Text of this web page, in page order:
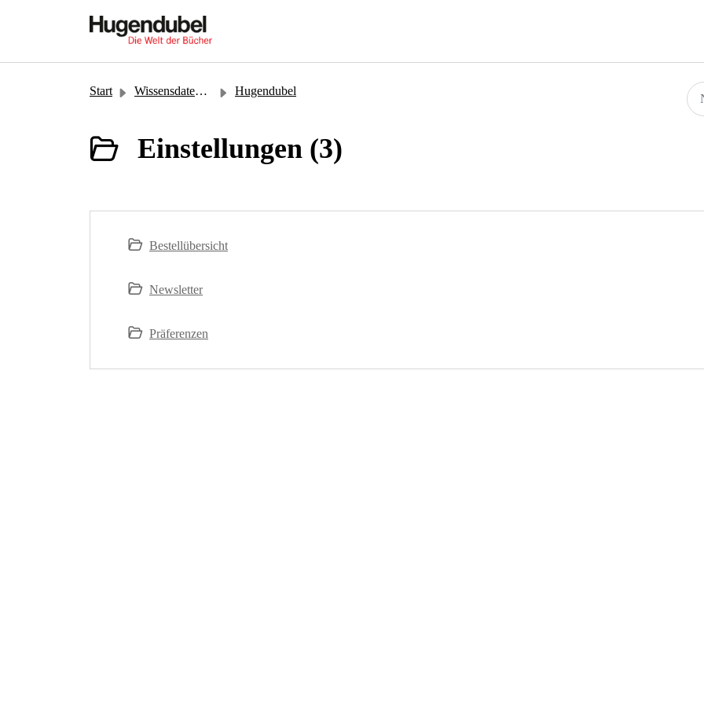
Start Wissensdatenbank Hugendubel
Einstellungen (3)
Bestellübersicht
Newsletter
Präferenzen